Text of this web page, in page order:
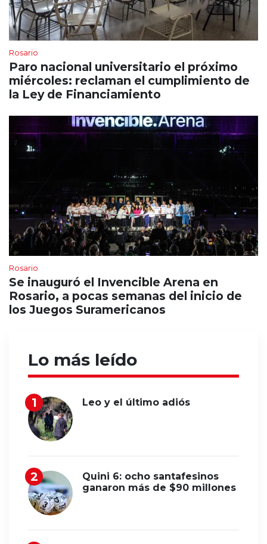
Rosario
Paro nacional universitario el próximo
miércoles: reclaman el cumplimiento de
la Ley de Financiamiento
Rosario
Se inauguró el Invencible Arena en
Rosario, a pocas semanas del inicio de
los Juegos Suramericanos
Lo más leído
Leo y el último adiós
Quini 6: ocho santafesinos
ganaron más de $90 millones